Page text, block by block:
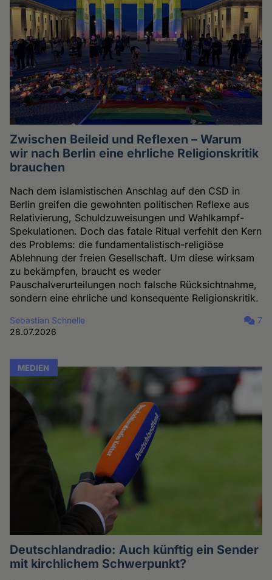
Zwischen Beileid und Reflexen – Warum
wir nach Berlin eine ehrliche Religionskritik
brauchen
Nach dem islamistischen Anschlag auf den CSD in
Berlin greifen die gewohnten politischen Reflexe aus
Relativierung, Schuldzuweisungen und Wahlkampf-
Spekulationen. Doch das fatale Ritual verfehlt den Kern
des Problems: die fundamentalistisch-religiöse
Ablehnung der freien Gesellschaft. Um diese wirksam
zu bekämpfen, braucht es weder
Pauschalverurteilungen noch falsche Rücksichtnahme,
sondern eine ehrliche und konsequente Religionskritik.
Sebastian Schnelle
28.07.2026
7
MEDIEN
Deutschlandradio: Auch künftig ein Sender
mit kirchlichem Schwerpunkt?